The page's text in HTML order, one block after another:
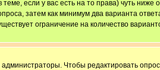
если у вас есть на то права) чуть
затем как минимум два варианта
ограничение на количество
Чтобы редактировать